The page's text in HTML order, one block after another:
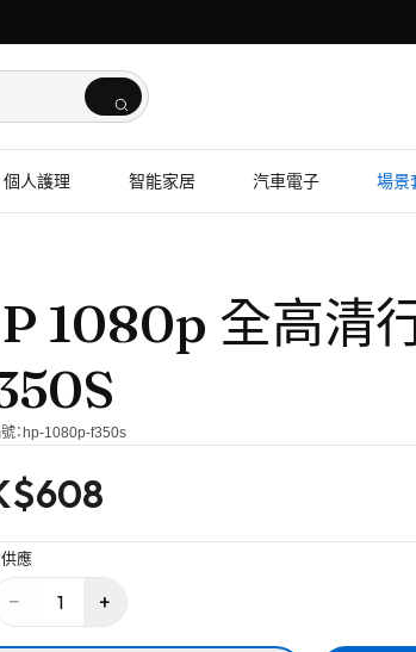
個人護理 智能家居 汽車電子 場景
1080p 全高清
： hp-1080p-f350s
608
應
− 1 +